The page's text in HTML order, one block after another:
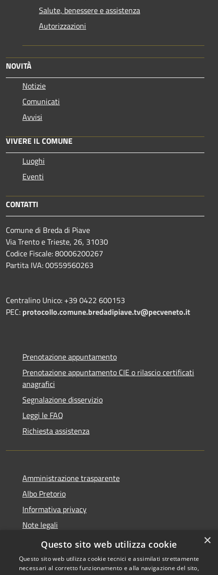
Salute, benessere e assistenza
Autorizzazioni
NOVITÀ
Notizie
Comunicati
Avvisi
VIVERE IL COMUNE
Luoghi
Eventi
CONTATTI
Comune di Breda di Piave
Via Trento e Trieste, 26, 31030
Codice Fiscale: 80006200267
Partita IVA: 00559560263
Centralino Unico: +39 0422 600153
PEC: protocollo.comune.bredadipiave.tv@pecveneto.it
Prenotazione appuntamento
Prenotazione appuntamento CIE o rilascio certificati
anagrafici
Segnalazione disservizio
Leggi le FAQ
Richiesta assistenza
Amministrazione trasparente
Albo Pretorio
Informativa privacy
Note legali
Dichiarazione di accessibilità
×
Questo sito web utilizza cookie
Questo sito web utilizza cookie tecnici e assimilati strettamente
necessari al corretto funzionamento e alla navigazione del sito,